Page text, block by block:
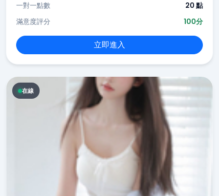
一對一點數
20 點
滿意度評分
100分
立即進入
在線